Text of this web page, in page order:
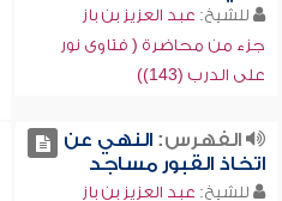
للشيخ: عبد العزيز بن باز
جزء من محاضرة ( فتاوى نور
على الدرب (143))
الفهرس:النهي عن
اتخاذ القبور مساجد
للشيخ: عبد العزيز بن باز